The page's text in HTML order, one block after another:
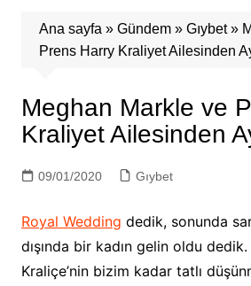
Ana sayfa » Gündem» Gıybet»
Prens Harry Kraliyet Ailesinden
Meghan Markle ve
Kraliyet Ailesinden
09/01/2020 Gıybet
Royal Wedding dedik, sonunda
dışında bir kadın gelin oldu
Kraliçe’nin bizim kadar tatlı